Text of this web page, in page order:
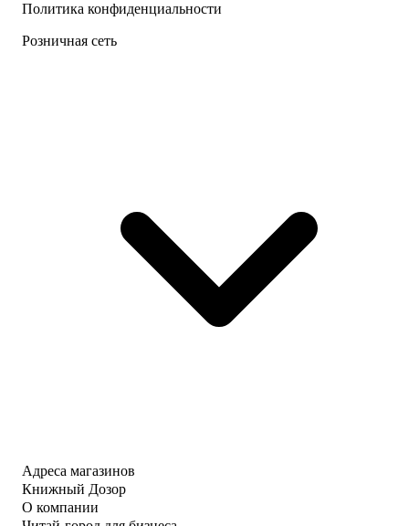
Политика конфиденциальности
Розничная сеть
Адреса магазинов
Книжный Дозор
О компании